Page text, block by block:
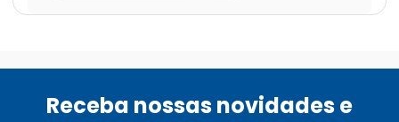
Receba nossas novidades e